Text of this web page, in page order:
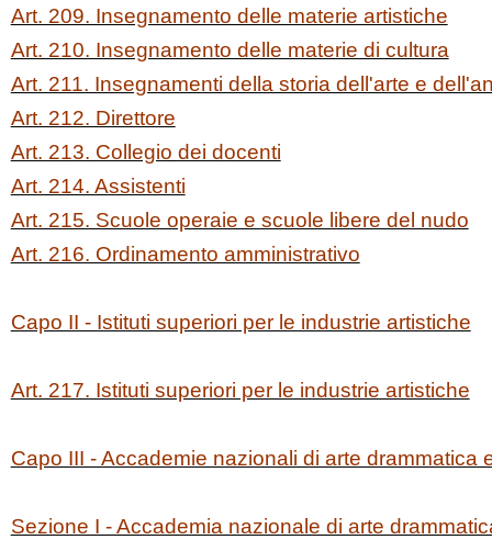
Art. 209. Insegnamento delle materie artistiche
Art. 210. Insegnamento delle materie di cultura
Art. 211. Insegnamenti della storia dell'arte e
Art. 212. Direttore
Art. 213. Collegio dei docenti
Art. 214. Assistenti
Art. 215. Scuole operaie e scuole libere del nudo
Art. 216. Ordinamento amministrativo
Capo II - Istituti superiori per le industrie artistiche
Art. 217. Istituti superiori per le industrie artistiche
Capo III - Accademie nazionali di arte drammatica
Sezione I - Accademia nazionale di arte